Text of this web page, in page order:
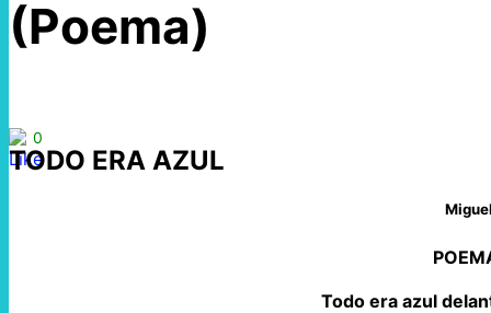
(Poema)
0
TODO ERA AZUL
Todo era azul